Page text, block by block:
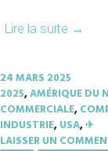
Lire la suite →
24 MARS 2025
2025,AMÉRIQUE DU
COMMERCIALE,
INDUSTRIE,USA,✈︎
LAISSER UN